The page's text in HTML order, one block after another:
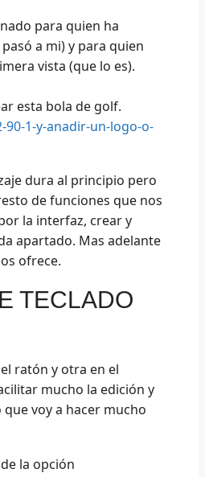
para quien ha
a mi) y para quien
vista (que lo es).
esta bola de golf.
1-y-anadir-un-logo-o-
dura al principio pero
de funciones que nos
la interfaz, crear y
apartado. Mas adelante
ofrece.
TECLADO
ratón y otra en el
mucho la edición y
voy a hacer mucho
la opción